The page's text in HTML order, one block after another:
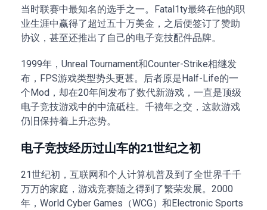
当时联赛中最知名的选手之一。Fatal1ty最终在他的职
业生涯中赢得了超过五十万美金，之后便签订了赞助
协议，甚至还推出了自己的电子竞技配件品牌。
1999年，Unreal Tournament和Counter-Strike相继发
布，FPS游戏类型势头更甚。后者原是Half-Life的一
个Mod，却在20年间发布了数代新游戏，一直是顶级
电子竞技游戏中的中流砥柱。千禧年之交，这款游戏
仍旧保持着上升态势。
电子竞技经历过山车的21世纪之初
21世纪初，互联网和个人计算机普及到了全世界千千
万万的家庭，游戏竞赛随之得到了繁荣发展。2000
年，World Cyber Games（WCG）和Electronic Sports